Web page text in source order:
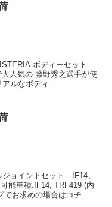
ボディーセット
人気の 藤野秀之選手が使
ルなボディ...
ョイントセット IF14、
能車種:IF14, TRF419 (内
でお求めの場合はコチ...